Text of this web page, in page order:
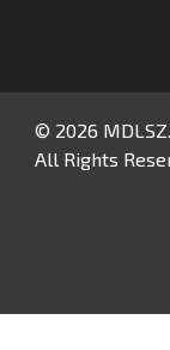
© 2026 MDLSZ.
All Rights